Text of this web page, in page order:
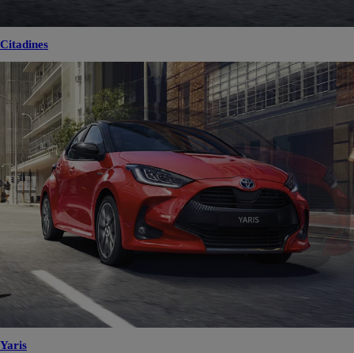
Citadines
Yaris